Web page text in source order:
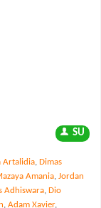
SU
Artalidia, Dimas
Amania, Jordan
Adhiswara, Dio
, Adam Xavier,